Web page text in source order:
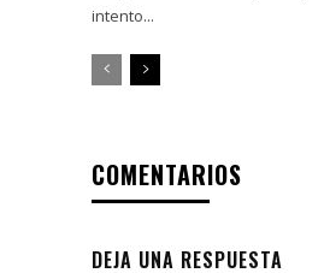
intento...
COMENTARIOS
DEJA UNA RESPUESTA